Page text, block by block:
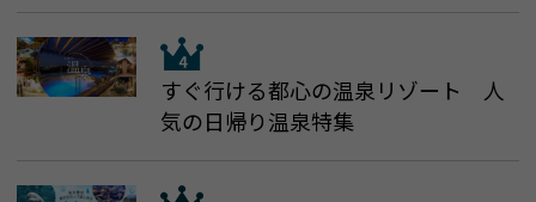
すぐ行ける都心の温泉リゾート 人
気の日帰り温泉特集